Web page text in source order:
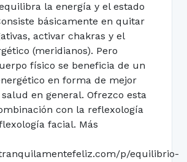
la energía y el estado
básicamente en quitar
activar chakras y el
(meridianos). Pero
físico se beneficia de un
en forma de mejor
en general. Ofrezco esta
con la reflexología
facial. Más
p/equilibrio-